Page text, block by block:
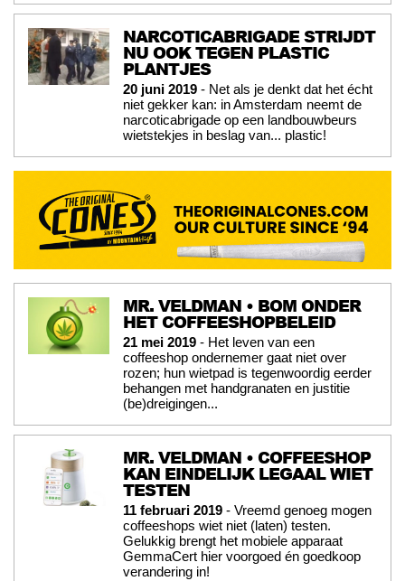
NARCOTICABRIGADE STRIJDT
NU OOK TEGEN PLASTIC
PLANTJES
20 juni 2019 - Net als je denkt dat het écht
niet gekker kan: in Amsterdam neemt de
narcoticabrigade op een landbouwbeurs
wietstekjes in beslag van... plastic!
MR. VELDMAN • BOM ONDER
HET COFFEESHOPBELEID
21 mei 2019 - Het leven van een
coffeeshop ondernemer gaat niet over
rozen; hun wietpad is tegenwoordig eerder
behangen met handgranaten en justitie
(be)dreigingen...
MR. VELDMAN • COFFEESHOP
KAN EINDELIJK LEGAAL WIET
TESTEN
11 februari 2019 - Vreemd genoeg mogen
coffeeshops wiet niet (laten) testen.
Gelukkig brengt het mobiele apparaat
GemmaCert hier voorgoed én goedkoop
verandering in!